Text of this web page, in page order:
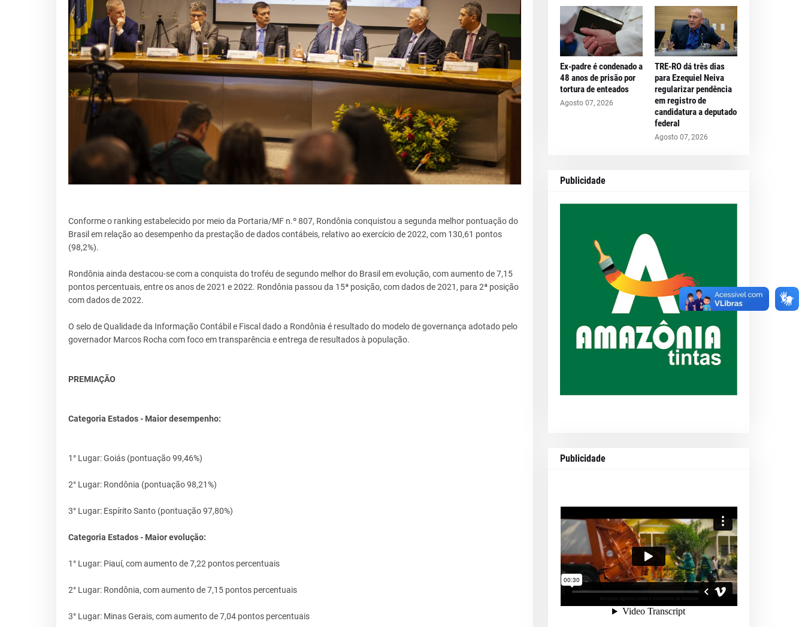
Conforme o ranking estabelecido por meio da Portaria/MF n.º 807, Rondônia conquistou a segunda melhor pontuação do
Brasil em relação ao desempenho da prestação de dados contábeis, relativo ao exercício de 2022, com 130,61 pontos
(98,2%).
Rondônia ainda destacou-se com a conquista do troféu de segundo melhor do Brasil em evolução, com aumento de 7,15
pontos percentuais, entre os anos de 2021 e 2022. Rondônia passou da 15ª posição, com dados de 2021, para 2ª posição
com dados de 2022.
O selo de Qualidade da Informação Contábil e Fiscal dado a Rondônia é resultado do modelo de governança adotado pelo
governador Marcos Rocha com foco em transparência e entrega de resultados à população.
PREMIAÇÃO
Categoria Estados - Maior desempenho:
1° Lugar: Goiás (pontuação 99,46%)
2° Lugar: Rondônia (pontuação 98,21%)
3° Lugar: Espírito Santo (pontuação 97,80%)
Categoria Estados - Maior evolução:
1° Lugar: Piauí, com aumento de 7,22 pontos percentuais
2° Lugar: Rondônia, com aumento de 7,15 pontos percentuais
3° Lugar: Minas Gerais, com aumento de 7,04 pontos percentuais
Ex-padre é condenado a
48 anos de prisão por
tortura de enteados
Agosto 07, 2026
TRE-RO dá três dias
para Ezequiel Neiva
regularizar pendência
em registro de
candidatura a deputado
federal
Agosto 07, 2026
Publicidade
Publicidade